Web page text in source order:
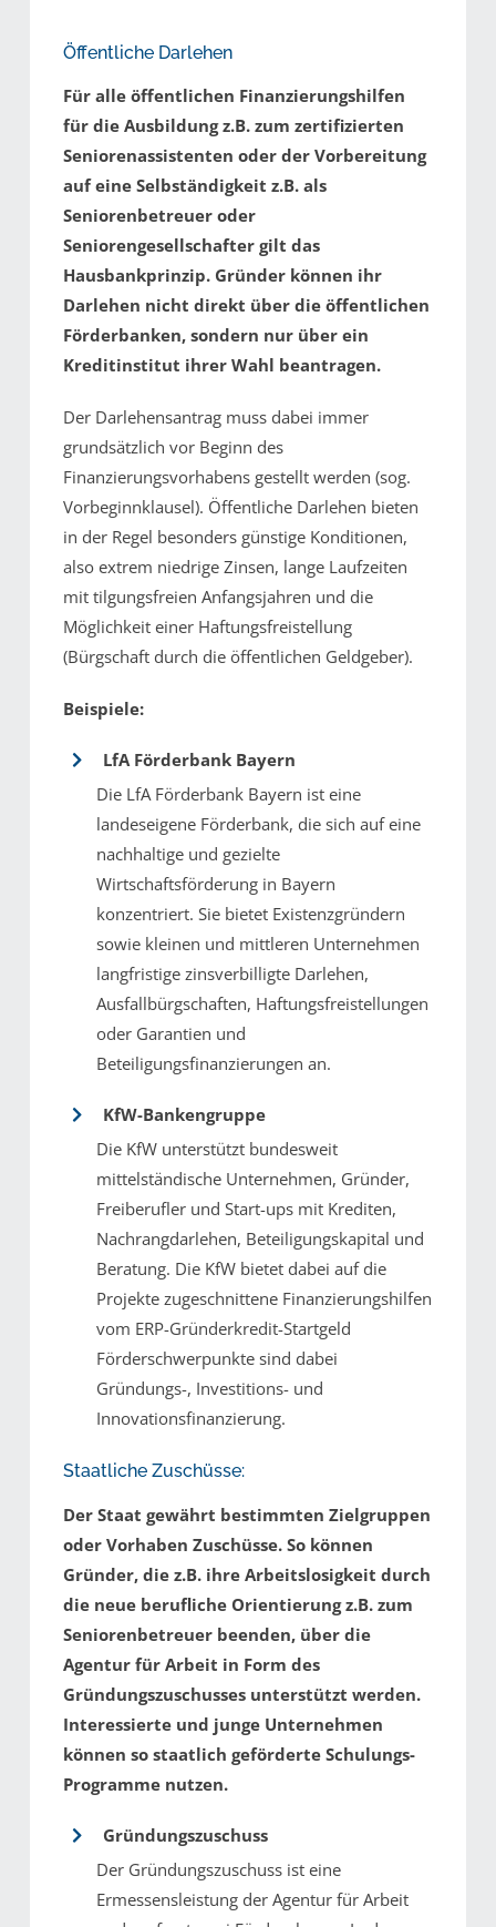
Öffentliche Darlehen
Für alle öffentlichen Finanzierungshilfen
für die Ausbildung z.B. zum zertifizierten
Seniorenassistenten oder der Vorbereitung
auf eine Selbständigkeit z.B. als
Seniorenbetreuer oder
Seniorengesellschafter gilt das
Hausbankprinzip. Gründer können ihr
Darlehen nicht direkt über die öffentlichen
Förderbanken, sondern nur über ein
Kreditinstitut ihrer Wahl beantragen.
Der Darlehensantrag muss dabei immer
grundsätzlich vor Beginn des
Finanzierungsvorhabens gestellt werden (sog.
Vorbeginnklausel). Öffentliche Darlehen bieten
in der Regel besonders günstige Konditionen,
also extrem niedrige Zinsen, lange Laufzeiten
mit tilgungsfreien Anfangsjahren und die
Möglichkeit einer Haftungsfreistellung
(Bürgschaft durch die öffentlichen Geldgeber).
Beispiele:
LfA Förderbank Bayern
Die LfA Förderbank Bayern ist eine
landeseigene Förderbank, die sich auf eine
nachhaltige und gezielte
Wirtschaftsförderung in Bayern
konzentriert. Sie bietet Existenzgründern
sowie kleinen und mittleren Unternehmen
langfristige zinsverbilligte Darlehen,
Ausfallbürgschaften, Haftungsfreistellungen
oder Garantien und
Beteiligungsfinanzierungen an.
KfW-Bankengruppe
Die KfW unterstützt bundesweit
mittelständische Unternehmen, Gründer,
Freiberufler und Start-ups mit Krediten,
Nachrangdarlehen, Beteiligungskapital und
Beratung. Die KfW bietet dabei auf die
Projekte zugeschnittene Finanzierungshilfen
vom ERP-Gründerkredit-Startgeld
Förderschwerpunkte sind dabei
Gründungs-, Investitions- und
Innovationsfinanzierung.
Staatliche Zuschüsse:
Der Staat gewährt bestimmten Zielgruppen
oder Vorhaben Zuschüsse. So können
Gründer, die z.B. ihre Arbeitslosigkeit durch
die neue berufliche Orientierung z.B. zum
Seniorenbetreuer beenden, über die
Agentur für Arbeit in Form des
Gründungszuschusses unterstützt werden.
Interessierte und junge Unternehmen
können so staatlich geförderte Schulungs-
Programme nutzen.
Gründungszuschuss
Der Gründungszuschuss ist eine
Ermessensleistung der Agentur für Arbeit